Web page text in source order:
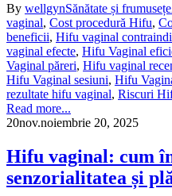
By wellgynSănătate și frumusețe
vaginal, Cost procedură Hifu,
beneficii, Hifu vaginal
vaginal efecte, Hifu Vaginal
Vaginal păreri, Hifu vaginal
Hifu Vaginal sesiuni, Hifu
rezultate hifu vaginal, Riscuri
Read more...
20nov.noiembrie 20, 2025
Hifu vaginal: cum
senzorialitatea și